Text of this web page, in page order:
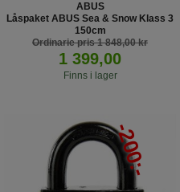
ABUS
Låspaket ABUS Sea & Snow Klass 3
150cm
Abus Låspaket klass 3 Sea & Snow
Ordinarie pris 1 848,00 kr
1 399,00
Finns i lager
-200:-